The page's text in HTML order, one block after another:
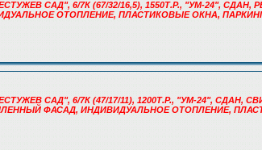
САД", 6/7К (67/32/16,5), 1550Т.Р., "УМ-24", СДАН,
ОТОПЛЕНИЕ, ПЛАСТИКОВЫЕ ОКНА,
САД", 6/7К (47/17/11), 1200Т.Р., "УМ-24", СДАН,
ФАСАД, ИНДИВИДУАЛЬНОЕ ОТОПЛЕНИЕ,